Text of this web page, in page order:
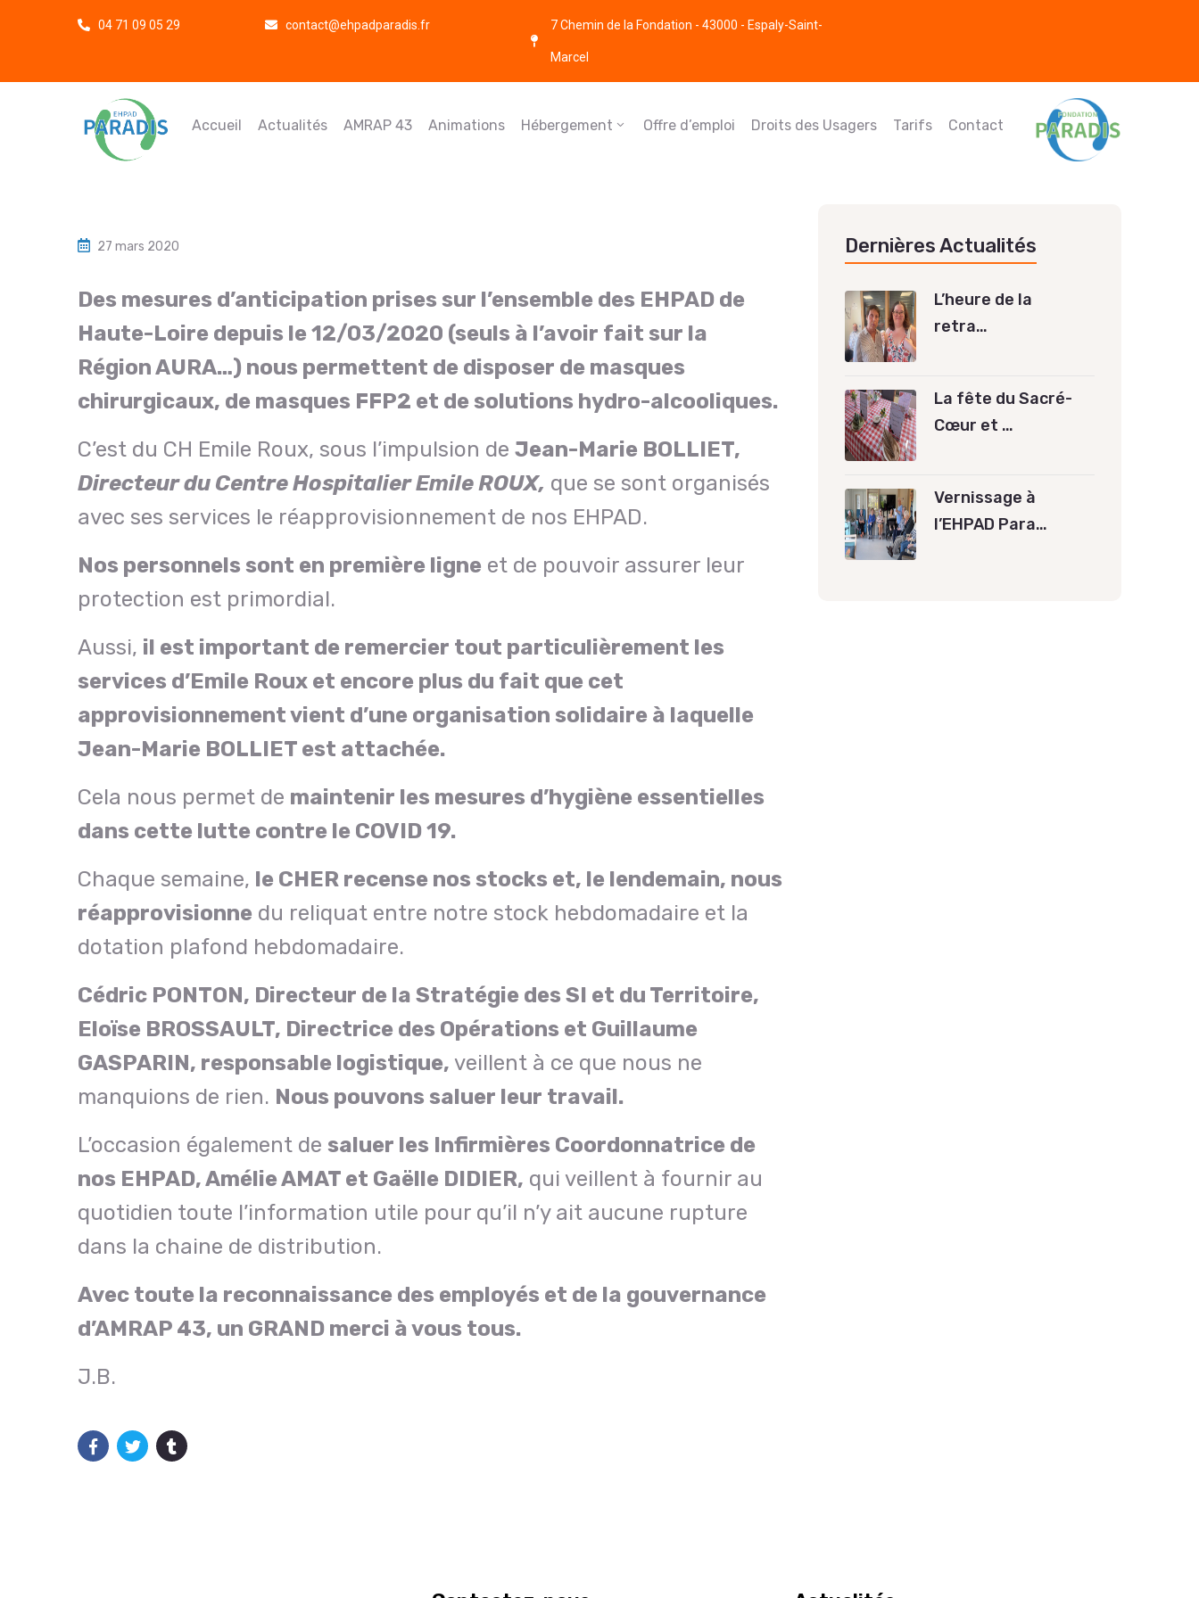
04 71 09 05 29 contact@ehpadparadis.fr 7 Chemin de la Fondation - 43000 - Espaly-Saint-
Marcel
Accueil Actualités AMRAP 43 Animations Hébergement Offre d’emploi Droits des Usagers Tarifs Contact
27 mars 2020
Des mesures d’anticipation prises sur l’ensemble des EHPAD de
Haute-Loire depuis le 12/03/2020 (seuls à l’avoir fait sur la
Région AURA…) nous permettent de disposer de masques
chirurgicaux, de masques FFP2 et de solutions hydro-alcooliques.
C’est du CH Emile Roux, sous l’impulsion de Jean-Marie BOLLIET,
Directeur du Centre Hospitalier Emile ROUX, que se sont organisés
avec ses services le réapprovisionnement de nos EHPAD.
Nos personnels sont en première ligne et de pouvoir assurer leur
protection est primordial.
Aussi, il est important de remercier tout particulièrement les
services d’Emile Roux et encore plus du fait que cet
approvisionnement vient d’une organisation solidaire à laquelle
Jean-Marie BOLLIET est attachée.
Cela nous permet de maintenir les mesures d’hygiène essentielles
dans cette lutte contre le COVID 19.
Chaque semaine, le CHER recense nos stocks et, le lendemain, nous
réapprovisionne du reliquat entre notre stock hebdomadaire et la
dotation plafond hebdomadaire.
Cédric PONTON, Directeur de la Stratégie des SI et du Territoire,
Eloïse BROSSAULT, Directrice des Opérations et Guillaume
GASPARIN, responsable logistique, veillent à ce que nous ne
manquions de rien. Nous pouvons saluer leur travail.
L’occasion également de saluer les Infirmières Coordonnatrice de
nos EHPAD, Amélie AMAT et Gaëlle DIDIER, qui veillent à fournir au
quotidien toute l’information utile pour qu’il n’y ait aucune rupture
dans la chaine de distribution.
Avec toute la reconnaissance des employés et de la gouvernance
d’AMRAP 43, un GRAND merci à vous tous.
J.B.
Dernières Actualités
L’heure de la
retra…
La fête du Sacré-
Cœur et …
Vernissage à
l’EHPAD Para…